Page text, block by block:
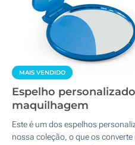
MAIS VENDIDO
Espelho
maquilhagem
Este é um dos espelhos
nossa coleção, o que os